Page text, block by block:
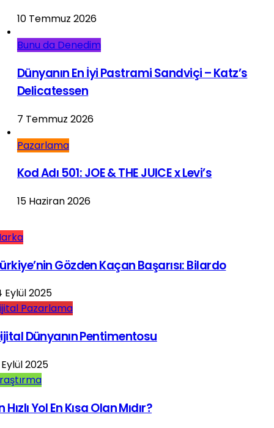
10 Temmuz 2026
Bunu da Denedim
Dünyanın En İyi Pastrami Sandviçi – Katz’s
Delicatessen
7 Temmuz 2026
Pazarlama
Kod Adı 501: JOE & THE JUICE x Levi’s
15 Haziran 2026
Gözden Kaçan Başarısı: Bilardo
Eylül 2025
Pazarlama
Dünyanın Pentimentosu
2025
Hızlı Yol En Kısa Olan Mıdır?